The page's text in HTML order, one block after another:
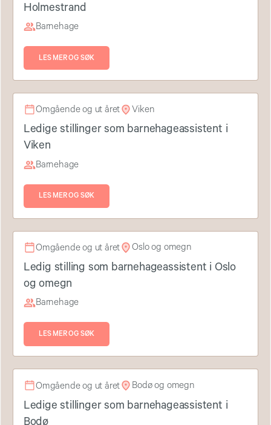
Holmestrand
Barnehage
LES MER OG SØK
Omgående og ut året Viken
Ledige stillinger som barnehageassistent i
Viken
Barnehage
LES MER OG SØK
Omgående og ut året Oslo og omegn
Ledig stilling som barnehageassistent i Oslo
og omegn
Barnehage
LES MER OG SØK
Omgående og ut året Bodø og omegn
Ledige stillinger som barnehageassistent i
Bodø